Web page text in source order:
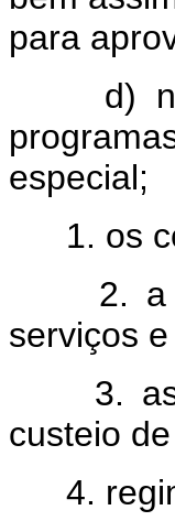
para
d)
especial;
1. os
2. a
serviços
3.
custeio
4.